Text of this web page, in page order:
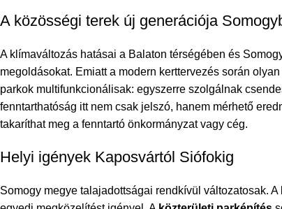
A közösségi terek új generációja
A klímaváltozás hatásai a Balaton térségében és
megoldásokat. Emiatt a modern kerttervezés során
parkok multifunkcionálisak: egyszerre szolgálnak
fenntarthatóság itt nem csak jelszó, hanem mérhető
takaríthat meg a fenntartó önkormányzat vagy cég.
Helyi igények Kaposvártól Siófokig
Somogy megye talajadottságai rendkívül változatosak.